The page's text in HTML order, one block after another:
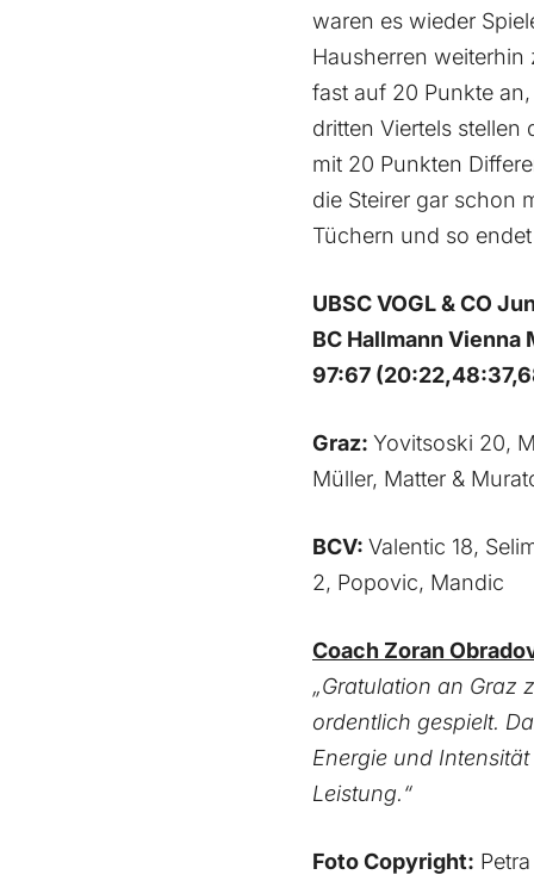
waren es wieder
Hausherren
fast auf 20 Punkte
dritten Viertels
mit 20 Punkten
die Steirer gar schon
Tüchern und so
UBSC VOGL & CO
BC Hallmann Vienna
97:67
Graz: Yovitsoski 20,
Müller, Matter &
BCV: Valentic 18,
2, Popovic, Mandic
Coach Zoran
„Gratulation an Graz
ordentlich gespielt.
Energie und
Leistung.“
Foto Copyright: